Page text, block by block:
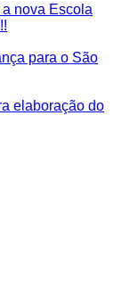
nova Escola
para o São
elaboração do